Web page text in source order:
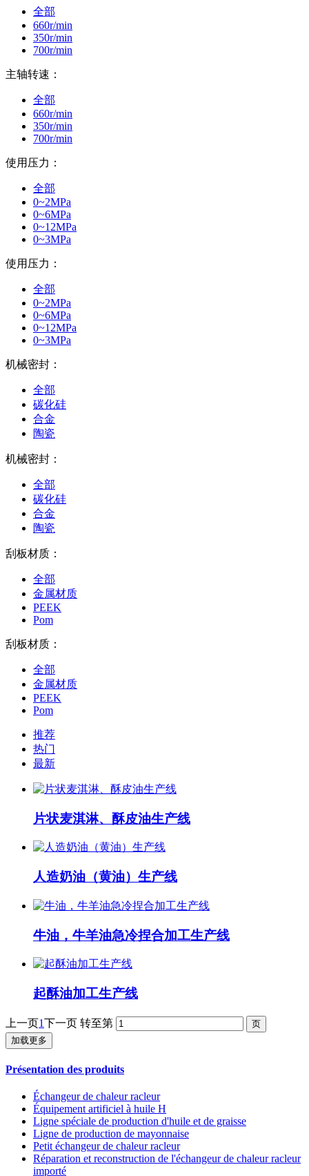
全部
660r/min
350r/min
700r/min
主轴转速：
全部
660r/min
350r/min
700r/min
使用压力：
全部
0~2MPa
0~6MPa
0~12MPa
0~3MPa
使用压力：
全部
0~2MPa
0~6MPa
0~12MPa
0~3MPa
机械密封：
全部
碳化硅
合金
陶瓷
机械密封：
全部
碳化硅
合金
陶瓷
刮板材质：
全部
金属材质
PEEK
Pom
刮板材质：
全部
金属材质
PEEK
Pom
推荐
热门
最新
片状麦淇淋、酥皮油生产线
人造奶油（黄油）生产线
牛油，牛羊油急冷捏合加工生产线
起酥油加工生产线
上一页1下一页 转至第
加载更多
Présentation des produits
Échangeur de chaleur racleur
Équipement artificiel à huile H
Ligne spéciale de production d'huile et de graisse
Ligne de production de mayonnaise
Petit échangeur de chaleur racleur
Réparation et reconstruction de l'échangeur de chaleur racleur
importé